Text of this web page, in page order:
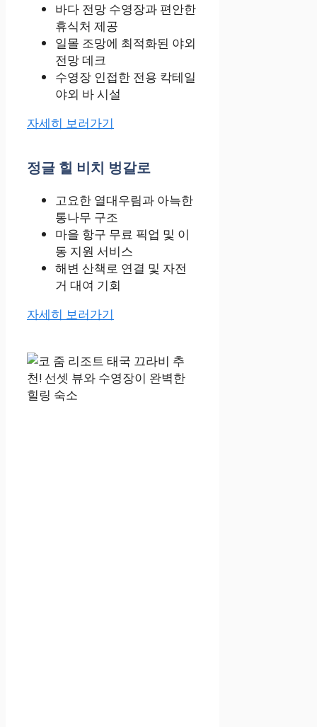
바다 전망 수영장과 편안한
휴식처 제공
일몰 조망에 최적화된 야외
전망 데크
수영장 인접한 전용 칵테일
야외 바 시설
자세히 보러가기
정글 힐 비치 벙갈로
고요한 열대우림과 아늑한
통나무 구조
마을 항구 무료 픽업 및 이
동 지원 서비스
해변 산책로 연결 및 자전
거 대여 기회
자세히 보러가기